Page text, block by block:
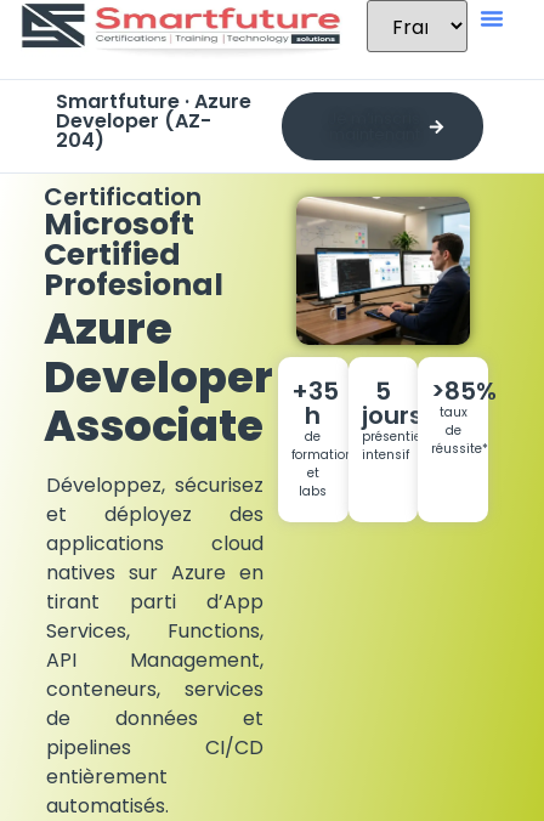
Smartfuture · Azure
Developer (AZ-
204)
Certification
Microsoft
Certified
Profesional
Azure
Developer
Associate
Développez, sécurisez
et déployez des
applications cloud
natives sur Azure en
tirant parti d’App
Services, Functions,
API Management,
conteneurs, services
de données et
pipelines CI/CD
entièrement
automatisés.
+35
h
de
formation
et
labs
5
jours
présentiel
intensif
>85%
taux
de
réussite*